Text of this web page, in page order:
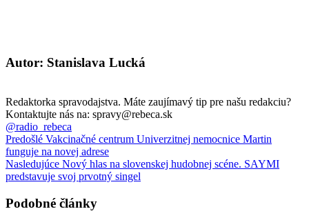
Autor: Stanislava Lucká
Redaktorka spravodajstva. Máte zaujímavý tip pre našu redakciu?
Kontaktujte nás na: spravy@rebeca.sk
@radio_rebeca
Predošlé Vakcinačné centrum Univerzitnej nemocnice Martin
funguje na novej adrese
Nasledujúce Nový hlas na slovenskej hudobnej scéne. SAYMI
predstavuje svoj prvotný singel
Podobné články